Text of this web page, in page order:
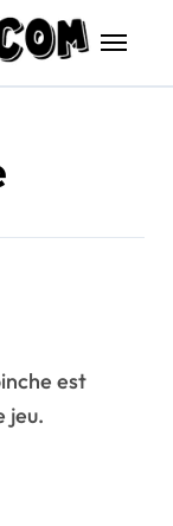
jeu.